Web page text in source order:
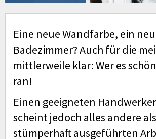
Eine neue Wandfarbe, ein
Badezimmer? Auch für die
mittlerweile klar: Wer es
ran!
Einen geeigneten
scheint jedoch alles andere
stümperhaft ausgeführten